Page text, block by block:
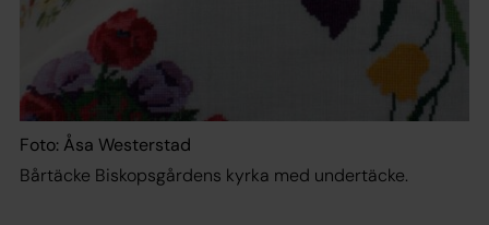
Foto: Åsa Westerstad
Bårtäcke Biskopsgårdens kyrka med undertäcke.